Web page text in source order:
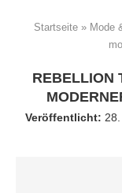
Startseite » Mode
REBELLION
Veröffentlicht: